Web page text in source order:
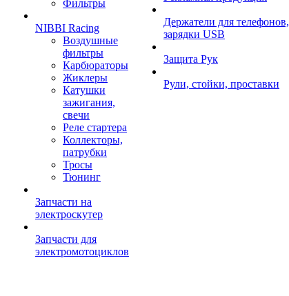
Фильтры
NIBBI Racing
Воздушные
фильтры
Карбюраторы
Жиклеры
Катушки
зажигания,
свечи
Реле стартера
Коллекторы,
патрубки
Тросы
Тюнинг
Запчасти на
электроскутер
Запчасти для
электромотоциклов
Держатели для телефонов,
зарядки USB
Защита Рук
Рули, стойки, проставки